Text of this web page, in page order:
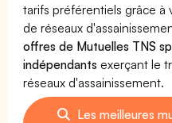
tarifs préférentiels grâce à
de réseaux
offres de Mutuelles TNS
indépendants exerçant le
réseaux d'assainissement.
Les meilleures